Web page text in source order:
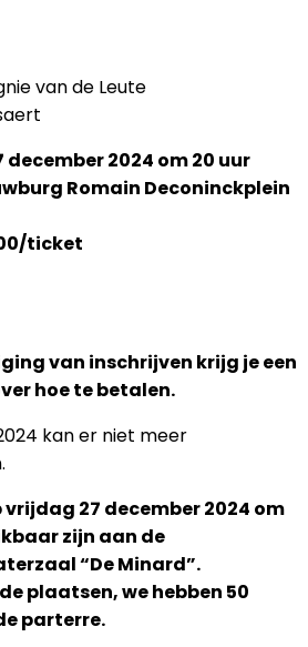
van de Leute
2024 om 20 uur
Romain Deconinckplein
ticket
van inschrijven krijg je een
hoe te betalen.
kan er niet meer
27 december 2024 om
zijn aan de
“De Minard”.
plaatsen, we hebben 50
parterre.